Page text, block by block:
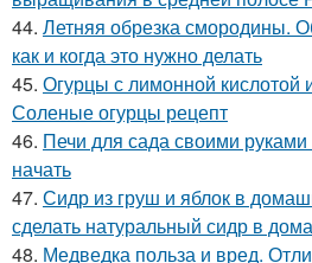
44. Летняя обрезка смородины.
как и когда это нужно делать
45. Огурцы с лимонной кислотой
Соленые огурцы рецепт
46. Печи для сада своими руками
начать
47. Сидр из груш и яблок в
сделать натуральный сидр в
48. Медведка польза и вред.